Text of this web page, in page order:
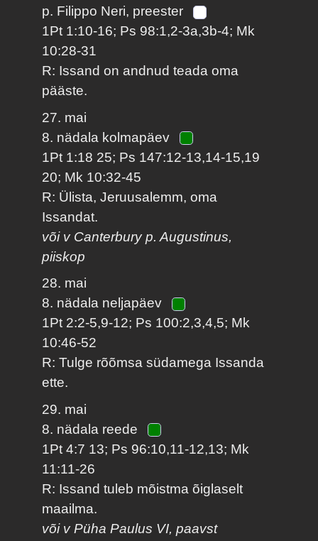
p. Filippo Neri, preester
1Pt 1:10-16; Ps 98:1,2-3a,3b-4; Mk
10:28-31
R: Issand on andnud teada oma
pääste.
27. mai
8. nädala kolmapäev
1Pt 1:18 25; Ps 147:12-13,14-15,19
20; Mk 10:32-45
R: Ülista, Jeruusalemm, oma
Issandat.
või v Canterbury p. Augustinus,
piiskop
28. mai
8. nädala neljapäev
1Pt 2:2-5,9-12; Ps 100:2,3,4,5; Mk
10:46-52
R: Tulge rõõmsa südamega Issanda
ette.
29. mai
8. nädala reede
1Pt 4:7 13; Ps 96:10,11-12,13; Mk
11:11-26
R: Issand tuleb mõistma õiglaselt
maailma.
või v Püha Paulus VI, paavst